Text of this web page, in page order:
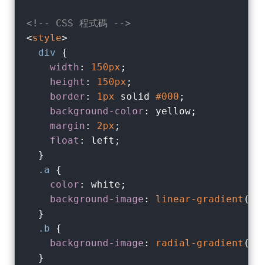
<!-- CSS 程式碼 -->
<style>
div {
width : 150px ;
height : 150px ;
border : 1px solid #000 ;
background-color : yellow;
margin : 2px ;
float : left;
  }
.a {
color : white;
background-image : linear-gradient
  }
.b {
background-image : radial-gradient
  }